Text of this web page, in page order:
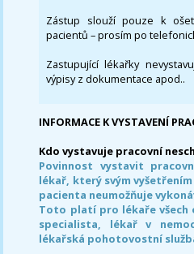
Zástup slouží pouze k
pacientů – prosím po
Zastupující lékařky
výpisy z dokumentace apod..
INFORMACE K VYSTAVENÍ
Kdo vystavuje pracovní
Povinnost vystavit
lékař, který svým
pacienta neumožňuje
Toto platí pro lékaře
specialista, lékař v
lékařská pohotovostní